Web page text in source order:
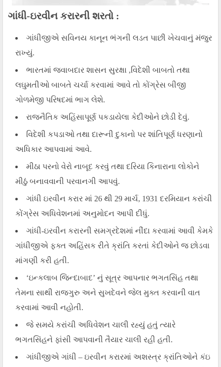
ગાંધી-ઇરવીન કરારની શરતો :
ગાંધીજીએ સવિનય કાનૂન ભંગની લડત પાછી ખેચવાનું મંજુર
રાખ્યું.
ભારતમાં જવાબદાર શાસન સુરક્ષા ,વિદેશી બાબતો તથા
લઘુમતીઓ બાબતે ચર્ચા કરવામાં આવે તો કોંગ્રેસ બીજી
ગોળમેજી પરિષદમાં ભાગ લેશે.
રાજનૈતિક અહિંસાપૂર્ણ પકડાયેલા કેદીઓને છોડી દેવું.
વિદેશી કપડાઓ તથા દારૂની દુકાનો પર શાંતિપૂર્ણ ધરણાનો
અધિકાર આપવામાં આવે.
મીઠા પરનો વેરો નાબૂદ કરવું તથા દરિયા કિનારાના લોકોને
મીઠું બનાવવાની પરવાનગી આપવું.
ગાંધી ઇરવીન કરાર માં 26 થી 29 માર્ચ, 1931 દરમિયાન કરાંચી
કોંગ્રેસ અધિવેશનમાં અનુમોદન આપી દીધું.
ગાંધી-ઇરવીન કરારની સમગ્રદેશમાં નીંદા કરવામાં આવી કેમકે
ગાંધીજીએ ફક્ત અહિંસક રીતે ક્રાંતિ કરતાં કેદીઓને જ છોડવા
માંગણી કરી હતી.
‘ઇન્કલાબ જિન્દાબાદ’ નું સૂત્ર આપનાર ભગતસિંહ તથા
તેમના સાથી રાજગુરુ અને સુખદેવને જેલ મુક્ત કરવાની વાત
કરવામાં આવી નહોતી.
જે સમયે કરાંચી અધિવેશન ચાલી રહ્યું હતું ત્યારે
ભગતસિંહને ફાંસી આપવાની તૈયાર ચાલી રહી હતી.
ગાંધીજીએ ગાંધી – ઇરવીન કરારમાં અશસ્ત્ર ક્રાંતિઓને કંઇ